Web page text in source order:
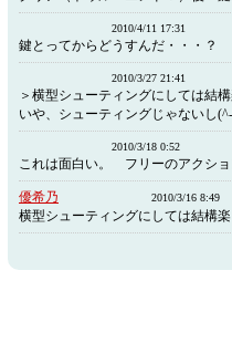
2010/4/11 17:31
鍵とってからどうすんだ・・・？
2010/3/27 21:41
＞横型シューティングにしては結
いや、シューティングじゃないし
2010/3/18 0:52
これは面白い。 フリーのアクショ
優希乃 2010/3/16 8:49
横型シューティングにしては結構